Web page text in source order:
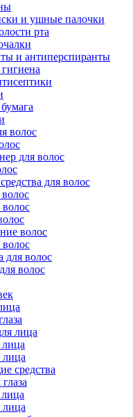
и ушные палочки
рта
и антиперспиранты
волос
для волос
для волос
волос
для волос
волос
лица
средства